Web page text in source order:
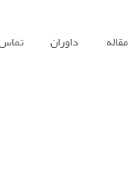
داوران تماس